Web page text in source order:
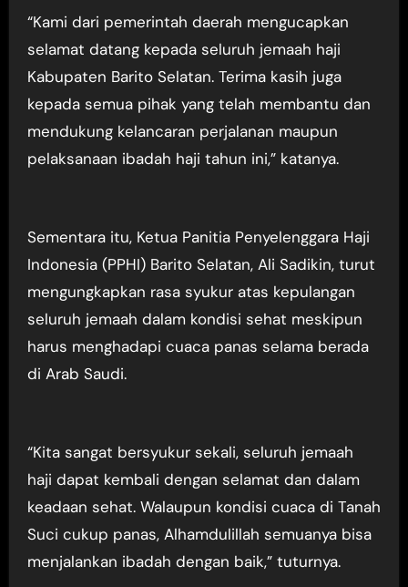
“Kami dari pemerintah daerah mengucapkan
selamat datang kepada seluruh jemaah haji
Kabupaten Barito Selatan. Terima kasih juga
kepada semua pihak yang telah membantu dan
mendukung kelancaran perjalanan maupun
pelaksanaan ibadah haji tahun ini,” katanya.
Sementara itu, Ketua Panitia Penyelenggara Haji
Indonesia (PPHI) Barito Selatan, Ali Sadikin, turut
mengungkapkan rasa syukur atas kepulangan
seluruh jemaah dalam kondisi sehat meskipun
harus menghadapi cuaca panas selama berada
di Arab Saudi.
“Kita sangat bersyukur sekali, seluruh jemaah
haji dapat kembali dengan selamat dan dalam
keadaan sehat. Walaupun kondisi cuaca di Tanah
Suci cukup panas, Alhamdulillah semuanya bisa
menjalankan ibadah dengan baik,” tuturnya.